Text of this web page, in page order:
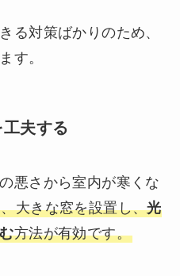
る対策ばかりのため、
す。
夫する
悪さから室内が寒くな
大きな窓を設置し、光
方法が有効です。